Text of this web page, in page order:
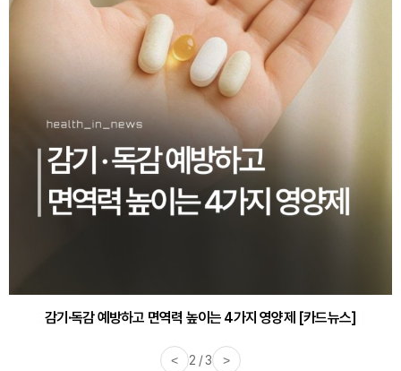
감기·독감 예방하고 면역력 높이는 4가지 영양제 [카드뉴스]
< 3 / 3 >